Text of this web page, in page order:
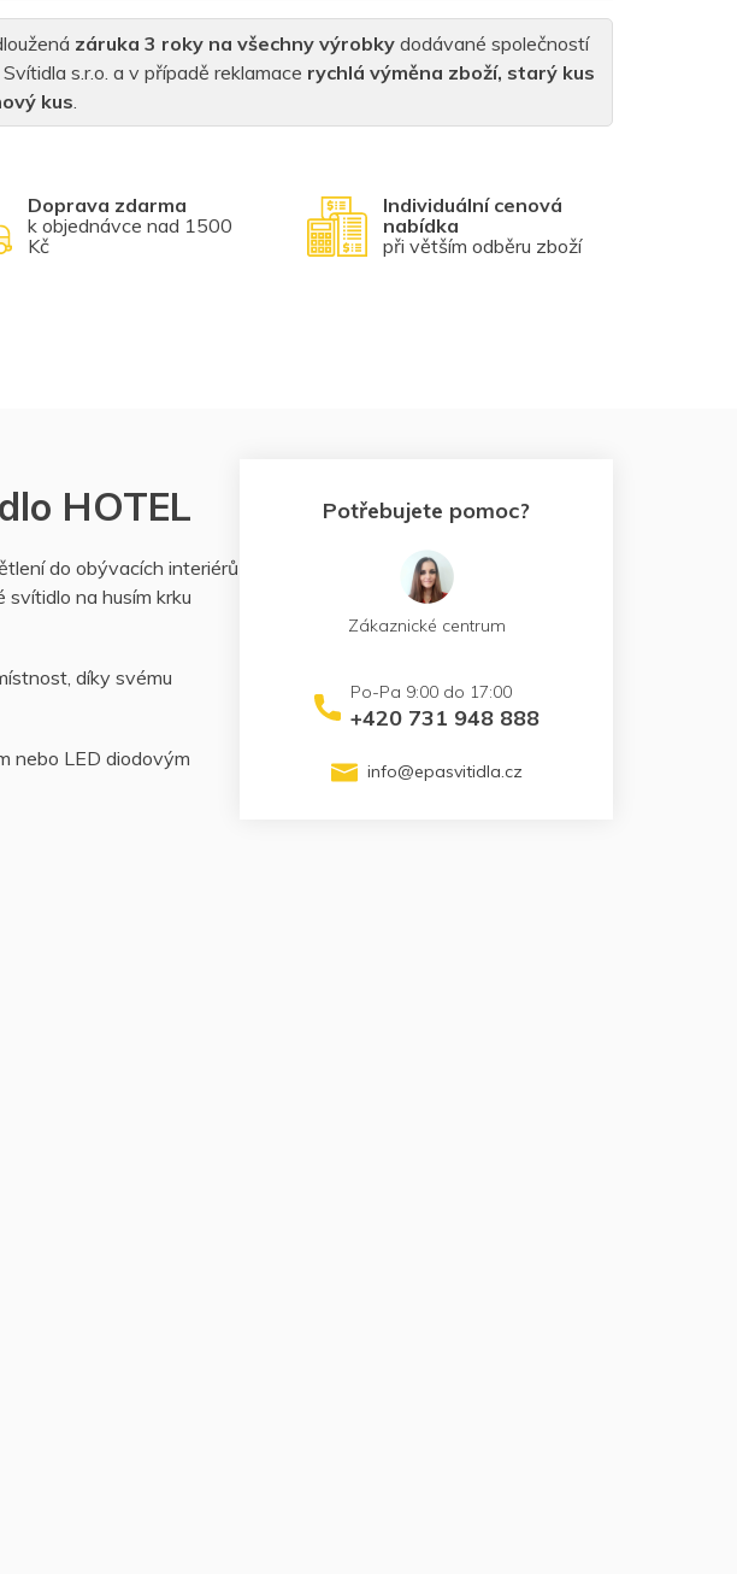
Doprava zdarma
k objednávce nad 1500
Kč
Individuální cenová
nabídka
při větším odběru zboží
záruka 3 roky na všechny výrobky dodávané společností
s.r.o. a v případě reklamace rychlá výměna zboží, starý kus
kus.
HOTEL
do obývacích interiérů
na husím krku
díky svému
nebo LED diodovým
Potřebujete pomoc?
Zákaznické centrum
+420 731 948 888
info@epasvitidla.cz